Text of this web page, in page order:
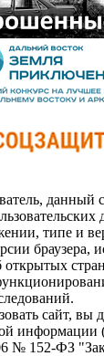
данный
типе и
браузера,
открытых
сайт, вы
информации
№ 152-ФЗ